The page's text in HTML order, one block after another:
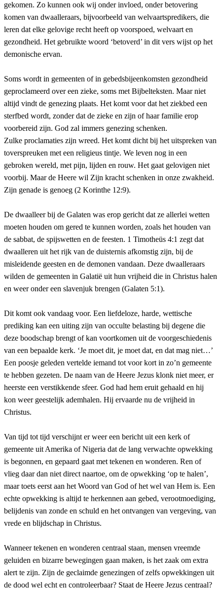
gekomen. Zo kunnen ook wij onder invloed, onder betovering
komen van dwaalleraars, bijvoorbeeld van welvaartspredikers, die
leren dat elke gelovige recht heeft op voorspoed, welvaart en
gezondheid. Het gebruikte woord ‘betoverd’ in dit vers wijst op het
demonische ervan.
Soms wordt in gemeenten of in gebedsbijeenkomsten gezondheid
geproclameerd over een zieke, soms met Bijbelteksten. Maar niet
altijd vindt de genezing plaats. Het komt voor dat het ziekbed een
sterfbed wordt, zonder dat de zieke en zijn of haar familie erop
voorbereid zijn. God zal immers genezing schenken.
Zulke proclamaties zijn wreed. Het komt dicht bij het uitspreken van
toverspreuken met een religieus tintje. We leven nog in een
gebroken wereld, met pijn, lijden en rouw. Het gaat gelovigen niet
voorbij. Maar de Heere wil Zijn kracht schenken in onze zwakheid.
Zijn genade is genoeg (2 Korinthe 12:9).
De dwaalleer bij de Galaten was erop gericht dat ze allerlei wetten
moeten houden om gered te kunnen worden, zoals het houden van
de sabbat, de spijswetten en de feesten. 1 Timotheüs 4:1 zegt dat
dwaalleren uit het rijk van de duisternis afkomstig zijn, bij de
misleidende geesten en de demonen vandaan. Deze dwaalleraars
wilden de gemeenten in Galatië uit hun vrijheid die in Christus halen
en weer onder een slavenjuk brengen (Galaten 5:1).
Dit komt ook vandaag voor. Een liefdeloze, harde, wettische
prediking kan een uiting zijn van occulte belasting bij degene die
deze boodschap brengt of kan voortkomen uit de voorgeschiedenis
van een bepaalde kerk. ‘Je moet dit, je moet dat, en dat mag niet…’
Een poosje geleden vertelde iemand tot voor kort in zo’n gemeente
te hebben gezeten. De naam van de Heere Jezus klonk niet meer, er
heerste een verstikkende sfeer. God had hem eruit gehaald en hij
kon weer geestelijk ademhalen. Hij ervaarde nu de vrijheid in
Christus.
Van tijd tot tijd verschijnt er weer een bericht uit een kerk of
gemeente uit Amerika of Nigeria dat de lang verwachte opwekking
is begonnen, en gepaard gaat met tekenen en wonderen. Ren of
vlieg daar dan niet direct naartoe, om de opwekking ‘op te halen’,
maar toets eerst aan het Woord van God of het wel van Hem is. Een
echte opwekking is altijd te herkennen aan gebed, verootmoediging,
belijdenis van zonde en schuld en het ontvangen van vergeving, van
vrede en blijdschap in Christus.
Wanneer tekenen en wonderen centraal staan, mensen vreemde
geluiden en bizarre bewegingen gaan maken, is het zaak om extra
alert te zijn. Zijn de geclaimde genezingen of zelfs opwekkingen uit
de dood wel echt en controleerbaar? Staat de Heere Jezus centraal?